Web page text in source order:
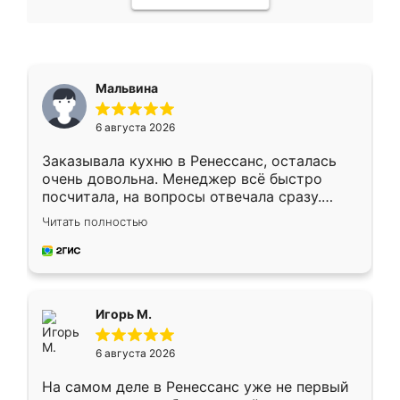
Мальвина
6 августа 2026
Заказывала кухню в Ренессанс, осталась
очень довольна. Менеджер всё быстро
посчитала, на вопросы отвечала сразу.
Замерщик приехал в субботу, подошёл к
делу со всей ответственностью. Собрали
за день, ребята работали аккуратно, даже
Читать полностью
Игорь М.
6 августа 2026
На самом деле в Ренессанс уже не первый